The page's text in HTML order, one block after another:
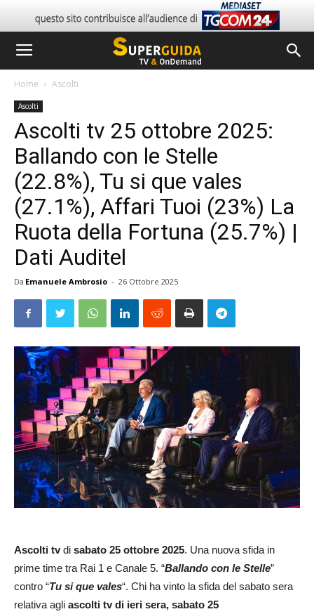
Home Ascolti
Ascolti
Ascolti tv 25 ottobre 2025:
Ballando con le Stelle
(22.8%), Tu si que vales
(27.1%), Affari Tuoi (23%) La
Ruota della Fortuna (25.7%) |
Dati Auditel
Da Emanuele Ambrosio - 26 Ottobre 2025
Ascolti tvdi sabato 25 ottobre 2025. Una nuova sfida in
prime time tra Rai 1 e Canale 5. “Ballando con le Stelle”
contro “Tu si que vales“. Chi ha vinto la sfida del sabato sera
relativa agli ascolti tv di ieri sera, sabato 25